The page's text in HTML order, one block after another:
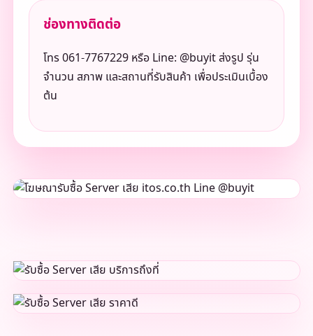
ช่องทางติดต่อ
โทร 061-7767229 หรือ Line: @buyit ส่งรูป รุ่น
จำนวน สภาพ และสถานที่รับสินค้า เพื่อประเมินเบื้อง
ต้น